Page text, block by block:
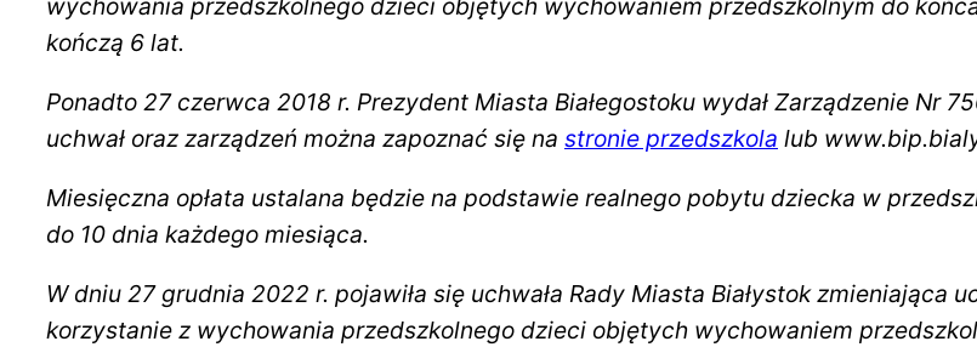
kończą 6 lat.
Ponadto 27 czerwca 2018 r. Prezydent Miasta Białegostoku wydał Zarządzenie Nr
uchwał oraz zarządzeń można zapoznać się na stronie przedszkola lub
Miesięczna opłata ustalana będzie na podstawie realnego pobytu dziecka w
do 10 dnia każdego miesiąca.
W dniu 27 grudnia 2022 r. pojawiła się uchwała Rady Miasta Białystok zmieniająca
korzystanie z wychowania przedszkolnego dzieci objętych wychowaniem